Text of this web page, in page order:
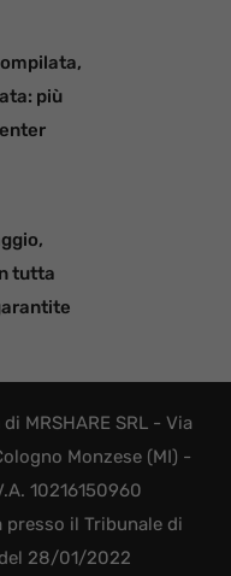
più
tutta
MRSHARE SRL - Via
Monzese (MI) -
10216150960
il Tribunale di
28/01/2022